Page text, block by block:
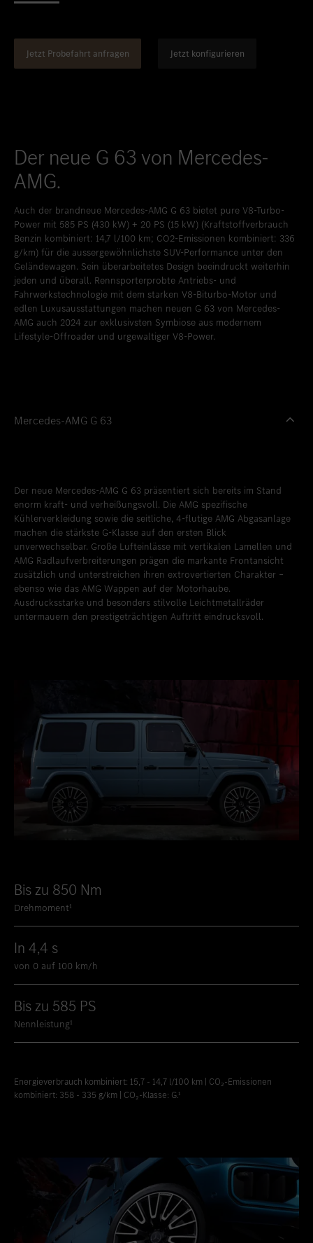
Standort favorisieren
Biel
Standort favorisieren
Bulle
Standort favorisieren
Standort favorisieren
Schlieren
Standort favorisieren
Stäfa
Standort favorisieren
Thun
Standort favorisieren
Vezia
Standort favorisieren
Winterthur
Standort favorisieren
Zollikon
Jetzt Probefahrt anfragen Jetzt konfigurieren
Der neue G 63 von Mercedes-
AMG.
Auch der brandneue Mercedes-AMG G 63 bietet pure V8-Turbo-
Power mit 585 PS (430 kW) + 20 PS (15 kW) (Kraftstoffverbrauch
Benzin kombiniert: 14,7 l/100 km; CO2-Emissionen kombiniert: 336
g/km) für die aussergewöhnlichste SUV-Performance unter den
Geländewagen. Sein überarbeitetes Design beeindruckt weiterhin
jeden und überall. Rennsporterprobte Antriebs- und
Fahrwerkstechnologie mit dem starken V8-Biturbo-Motor und
edlen Luxusausstattungen machen neuen G 63 von Mercedes-
AMG auch 2024 zur exklusivsten Symbiose aus modernem
Lifestyle-Offroader und urgewaltiger V8-Power.
Mercedes-AMG G 63
Der neue Mercedes-AMG G 63 präsentiert sich bereits im Stand
enorm kraft- und verheißungsvoll. Die AMG spezifische
Kühlerverkleidung sowie die seitliche, 4-flutige AMG Abgasanlage
machen die stärkste G-Klasse auf den ersten Blick
unverwechselbar. Große Lufteinlässe mit vertikalen Lamellen und
AMG Radlaufverbreiterungen prägen die markante Frontansicht
zusätzlich und unterstreichen ihren extrovertierten Charakter –
ebenso wie das AMG Wappen auf der Motorhaube.
Ausdrucksstarke und besonders stilvolle Leichtmetallräder
untermauern den prestigeträchtigen Auftritt eindrucksvoll.
Bis zu 850 Nm
Drehmoment¹
In 4,4 s
von 0 auf 100 km/h
Bis zu 585 PS
Nennleistung¹
Energieverbrauch kombiniert: 15,7 - 14,7 l/100 km | CO₂-Emissionen
kombiniert: 358 - 335 g/km | CO₂-Klasse: G.¹